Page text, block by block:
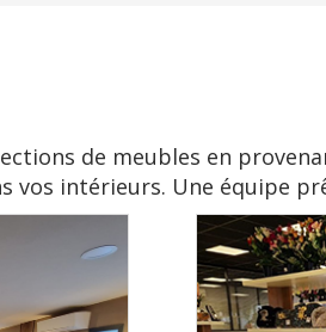
de meubles en
vos intérieurs. Une équipe